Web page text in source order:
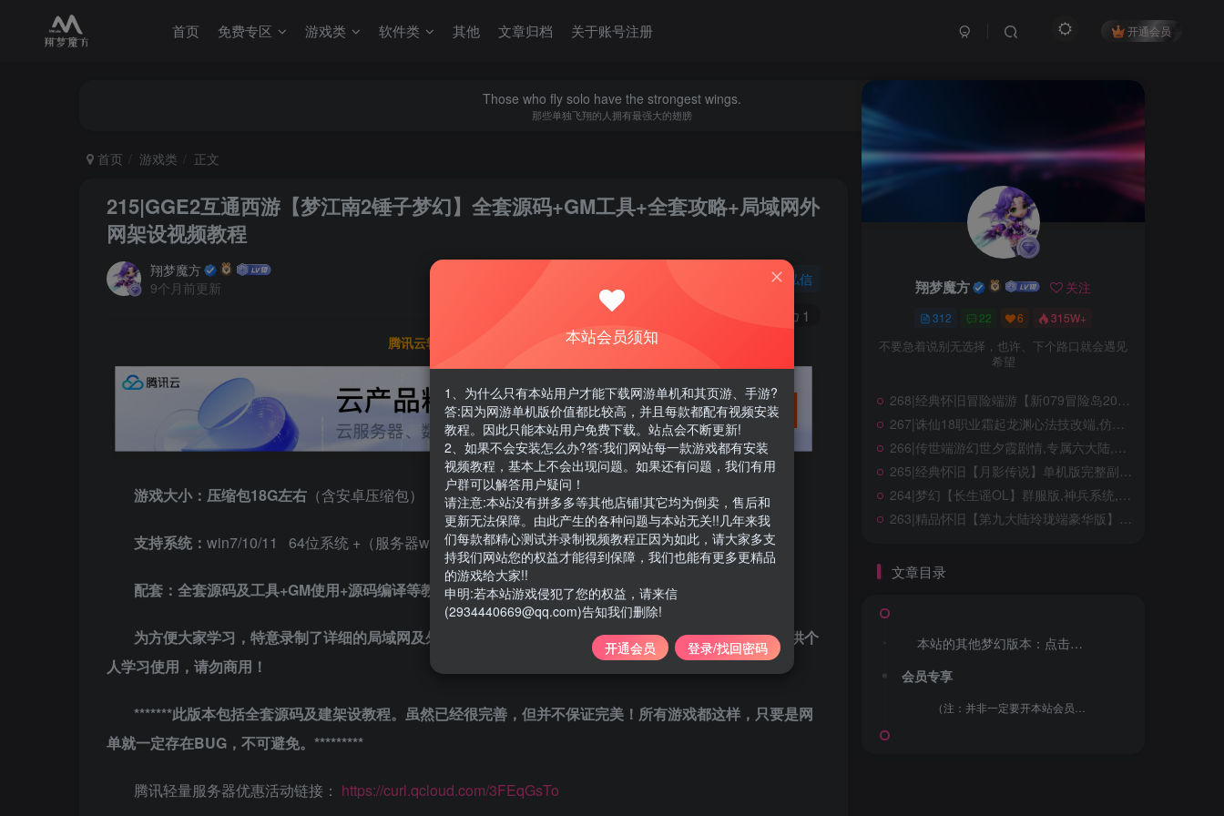
首页 免费专区 游戏类 软件类 其他 文章归档 关于账号注册 开通会员
Those who fly solo have the strongest wings.
那些单独飞翔的人拥有最强大的翅膀
首页 游戏类 正文
215|GGE2互通西游【梦江南2锤子梦幻】全套源码+GM工具+全套攻略+局域网外
网架设视频教程
翔梦魔方
9个月前更新
私信
1
腾讯云轻量服务器优惠活动链接
游戏大小：压缩包18G左右 （含安卓压缩包）
支持系统： win7/10/11 64位系统 +（服务器windows sever2022）
配套：全套源码及工具+GM使用+源码编译等教程，架设视频教程（单机/局域网/外网教程）
为方便大家学习，特意录制了详细的局域网及外网视频架设教程（外网请自行研究，本站不参与！）仅供个
人学习使用，请勿商用！
*******此版本包括全套源码及建架设教程。虽然已经很完善，但并不保证完美！所有游戏都这样，只要是网
单就一定存在BUG，不可避免。*********
腾讯轻量服务器优惠活动链接： https://curl.qcloud.com/3FEqGsTo
翔梦魔方 关注
312 22 6 315W+
不要急着说别无选择，也许、下个路口就会遇见
希望
268|经典怀旧冒险端游【新079冒险岛20大陆】修复版,特色群服玩法,带详细玩法攻略+GM后台+局域外网教程
267|诛仙18职业霜起龙渊心法技改端,仿官玩法，含完整心法+技能特效+GM工具及教程
266|传世端游幻世夕霞剧情,专属六大陆,带攻略,自动打怪,拾取,一键回收+局域外网搭建教程
265|经典怀旧【月影传说】单机版完整副本任务,修复等级上限,门派加入限制+视频教程
264|梦幻【长生谣OL】群服版,神兵系统,装备晋升,助战组队等超玩法+全套源码及局域外网架设教程
263|精品怀旧【第九大陆玲珑端豪华版】五职业最新整理，配任务物品代码+GM配套工具及命令+视频教程
文章目录
本站的其他梦幻版本：点击跳转
会员专享
翔梦魔方 关注
不要急着说别无选择，也许、下个路口就会遇见
希望
268|经典怀旧冒险端游【新079冒险岛20大陆】修复版,特色群服玩法,带详细玩法攻略+GM后台+局域外网教程
267|诛仙18职业霜起龙渊心法技改端,仿官玩法，含完整心法+技能特效+GM工具及教程
266|传世端游幻世夕霞剧情,专属六大陆,带攻略,自动打怪,拾取,一键回收+局域外网搭建教程
264|梦幻【长生谣OL】群服版,神兵系统,装备晋升,助战组队等超玩法+全套源码及局域外网架设教程
微信赞助 支付宝赞助
99-赞助VIP包含本站所有游戏资源！
本站会员须知
1、为什么只有本站用户才能下载网游单机和其页游、手游?
答:因为网游单机版价值都比较高，并且每款都配有视频安装
教程。因此只能本站用户免费下载。站点会不断更新!
2、如果不会安装怎么办?答:我们网站每一款游戏都有安装
视频教程，基本上不会出现问题。如果还有问题，我们有用
户群可以解答用户疑问！
请注意:本站没有拼多多等其他店铺!其它均为倒卖，售后和
更新无法保障。由此产生的各种问题与本站无关!!几年来我
们每款都精心测试并录制视频教程正因为如此，请大家多支
持我们网站您的权益才能得到保障，我们也能有更多更精品
的游戏给大家!!
申明:若本站游戏侵犯了您的权益，请来信
(2934440669@qq.com)告知我们删除!
开通会员 登录/找回密码